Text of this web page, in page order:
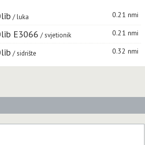
luka 0.21 nmi
E3066 svjetionik 0.21 nmi
sidrište 0.32 nmi